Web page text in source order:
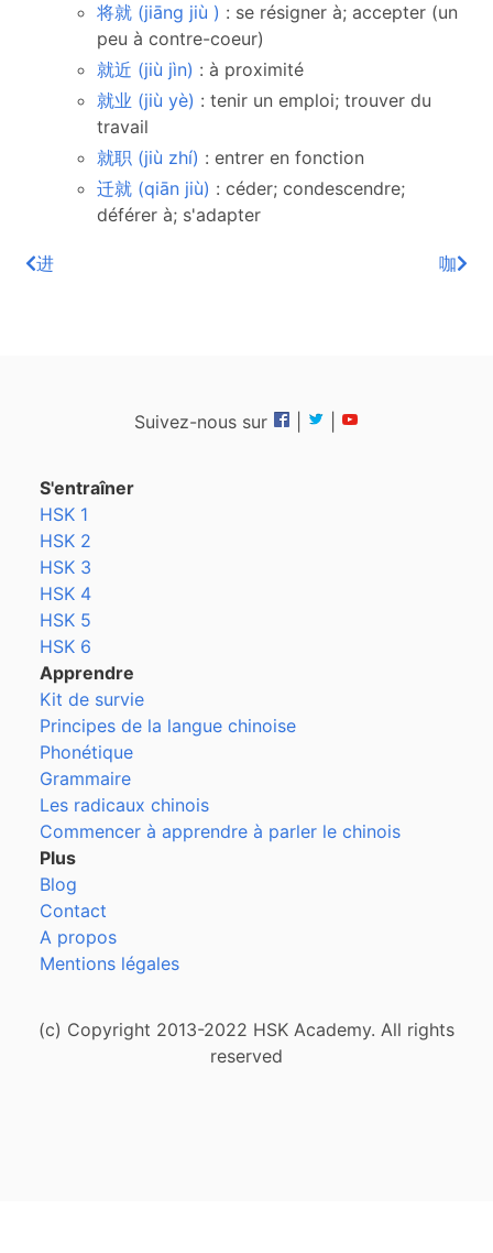
将就 (jiāng jiù ) : se résigner à; accepter (un
peu à contre-coeur)
就近 (jiù jìn) : à proximité
就业 (jiù yè) : tenir un emploi; trouver du
travail
就职 (jiù zhí) : entrer en fonction
迁就 (qiān jiù) : céder; condescendre;
déférer à; s'adapter
进 咖
Suivez-nous sur
S'entraîner
HSK 1
HSK 2
HSK 3
HSK 4
HSK 5
HSK 6
Apprendre
Kit de survie
Principes de la langue chinoise
Phonétique
Grammaire
Les radicaux chinois
Commencer à apprendre à parler le chinois
Plus
Blog
Contact
A propos
Mentions légales
(c) Copyright 2013-2022 HSK Academy. All rights
reserved